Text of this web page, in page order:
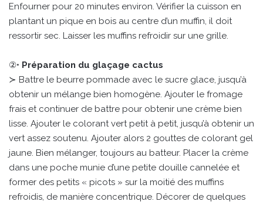
Enfourner pour 20 minutes environ. Vérifier la cuisson en
plantant un pique en bois au centre d’un muffin, il doit
ressortir sec. Laisser les muffins refroidir sur une grille.
②• Préparation du glaçage cactus
≻ Battre le beurre pommade avec le sucre glace, jusqu’à
obtenir un mélange bien homogène. Ajouter le fromage
frais et continuer de battre pour obtenir une crème bien
lisse. Ajouter le colorant vert petit à petit, jusqu’à obtenir un
vert assez soutenu. Ajouter alors 2 gouttes de colorant gel
jaune. Bien mélanger, toujours au batteur. Placer la crème
dans une poche munie d’une petite douille cannelée et
former des petits « picots » sur la moitié des muffins
refroidis, de manière concentrique. Décorer de quelques